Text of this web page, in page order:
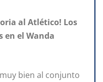
al Atlético! Los
en el Wanda
bien al conjunto